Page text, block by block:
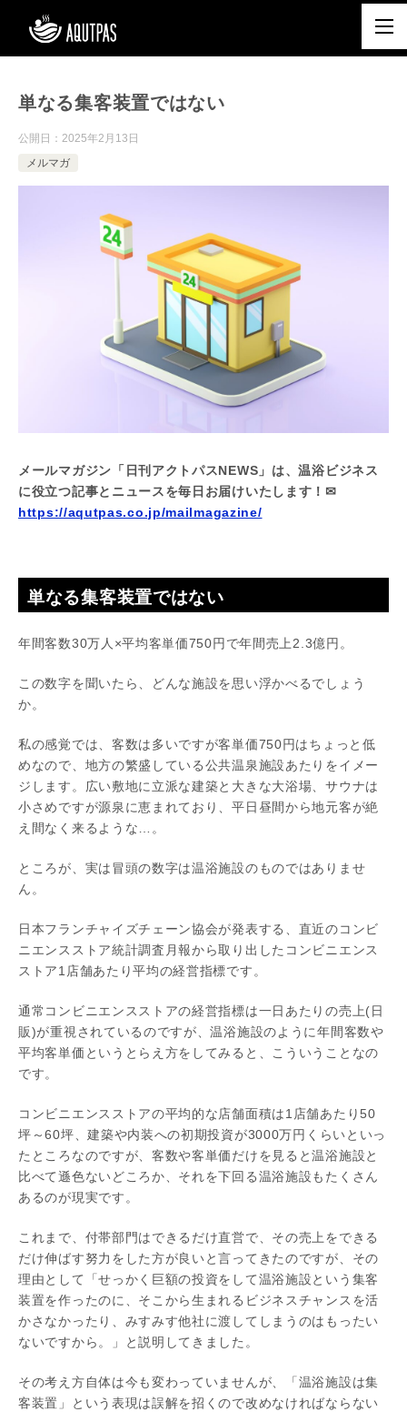
単なる集客装置ではない
公開日： 2025年2月13日
メルマガ
メールマガジン「日刊アクトパスNEWS」は、温浴ビジネス
に役立つ記事とニュースを毎日お届けいたします！✉
https://aqutpas.co.jp/mailmagazine/
単なる集客装置ではない
年間客数30万人×平均客単価750円で年間売上2.3億円。
この数字を聞いたら、どんな施設を思い浮かべるでしょう
か。
私の感覚では、客数は多いですが客単価750円はちょっと低
めなので、地方の繁盛している公共温泉施設あたりをイメー
ジします。広い敷地に立派な建築と大きな大浴場、サウナは
小さめですが源泉に恵まれており、平日昼間から地元客が絶
え間なく来るような…。
ところが、実は冒頭の数字は温浴施設のものではありませ
ん。
日本フランチャイズチェーン協会が発表する、直近のコンビ
ニエンスストア統計調査月報から取り出したコンビニエンス
ストア1店舗あたり平均の経営指標です。
通常コンビニエンスストアの経営指標は一日あたりの売上(日
販)が重視されているのですが、温浴施設のように年間客数や
平均客単価というとらえ方をしてみると、こういうことなの
です。
コンビニエンスストアの平均的な店舗面積は1店舗あたり50
坪～60坪、建築や内装への初期投資が3000万円くらいといっ
たところなのですが、客数や客単価だけを見ると温浴施設と
比べて遜色ないどころか、それを下回る温浴施設もたくさん
あるのが現実です。
これまで、付帯部門はできるだけ直営で、その売上をできる
だけ伸ばす努力をした方が良いと言ってきたのですが、その
理由として「せっかく巨額の投資をして温浴施設という集客
装置を作ったのに、そこから生まれるビジネスチャンスを活
かさなかったり、みすみす他社に渡してしまうのはもったい
ないですから。」と説明してきました。
その考え方自体は今も変わっていませんが、「温浴施設は集
客装置」という表現は誤解を招くので改めなければならない